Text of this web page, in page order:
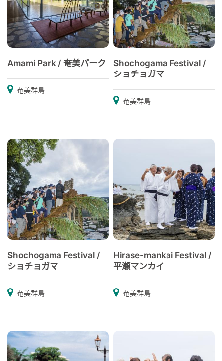
Amami Park / 奄美パーク
奄美群島
Shochogama Festival /
ショチョガマ
奄美群島
Shochogama Festival /
ショチョガマ
奄美群島
Hirase-mankai Festival /
平瀬マンカイ
奄美群島